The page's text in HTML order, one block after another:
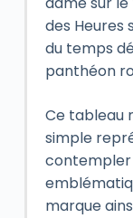
des Heures
du temps
panthéon
Ce tableau
simple
contempler
marque